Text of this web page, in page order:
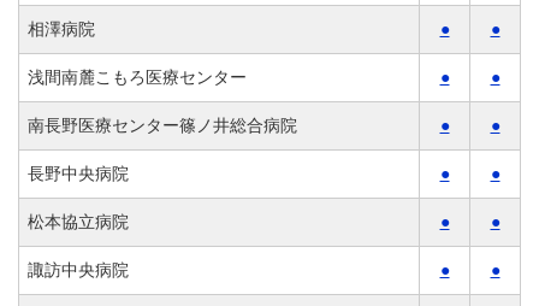
相澤病院 ● ●
浅間南麓こもろ医療センター ● ●
南長野医療センター篠ノ井総合病院 ● ●
長野中央病院 ● ●
松本協立病院 ● ●
諏訪中央病院 ● ●